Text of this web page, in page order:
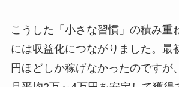
こうした「小さな習慣」の積み重
には収益化につながりました。最
円ほどしか稼げなかったのですが